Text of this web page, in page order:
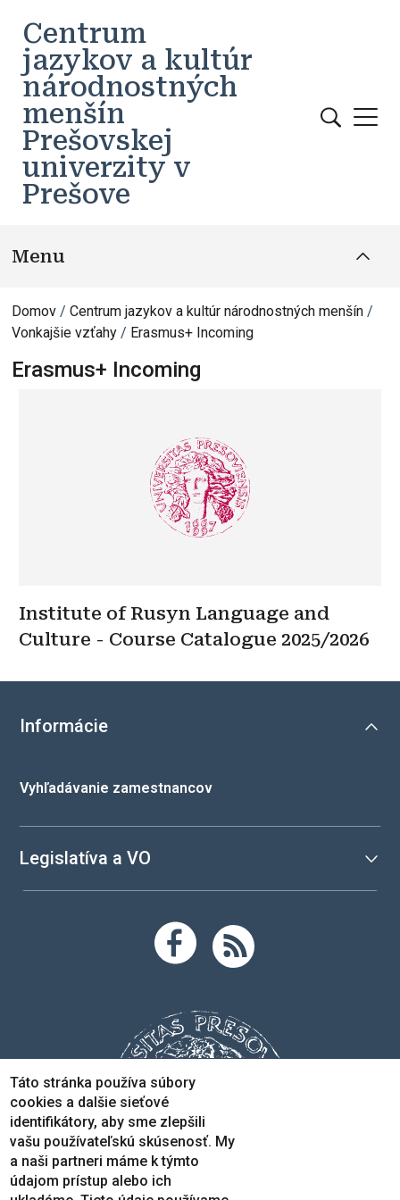
Centrum
jazykov a kultúr
národnostných
menšín
Prešovskej
univerzity v
Prešove
Menu
Domov
Centrum jazykov a kultúr národnostných menšín
Vonkajšie vzťahy
Erasmus+ Incoming
Erasmus+ Incoming
Institute of Rusyn Language and
Culture - Course Catalogue 2025/2026
Informácie
Vyhľadávanie zamestnancov
Legislatíva a VO
Táto stránka používa súbory
cookies a dalšie sieťové
identifikátory, aby sme zlepšili
vašu používateľskú skúsenosť. My
a naši partneri máme k týmto
údajom prístup alebo ich